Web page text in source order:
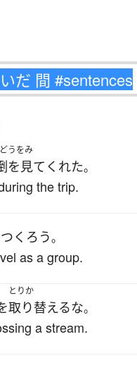
うをみ
を見て くれた。
the trip.
つくろう。
as a group.
とりか
取り替えるな。
a stream.